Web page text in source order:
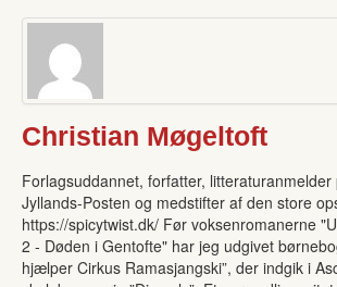
Christian Møgeltoft
Forlagsuddannet, forfatter,
Jyllands-Posten og medstifter af den store
https://spicytwist.dk/ Før voksenromanerne
2 - Døden i Gentofte" har jeg udgivet
hjælper Cirkus Ramasjangski”, der indgik i